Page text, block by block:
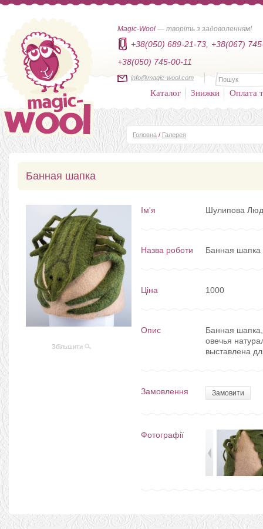
Magic-Wool — творіть з задоволенням!
+38(050) 689-21-73,
+38(067)
+38(050) 745-00-11
info@magic-wool.com
Каталог Знижки Оплата
Головна / Галерея
Банная шапка
Збільшити
Ім'я Шулипова
Назва роботи Банная шапка
Ціна 1000
Опис
Банная
овечья
выставлена
Замовлення Замовити
Фотографії